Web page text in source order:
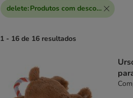
delete:Produtos com desconto extra
1 - 16 de 16 resultados